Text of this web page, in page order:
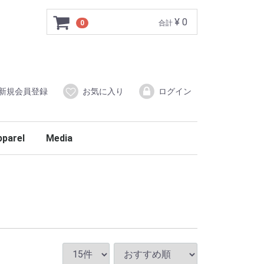
0 合計 ¥ 0
規会員登録 お気に入り ログイン
Media